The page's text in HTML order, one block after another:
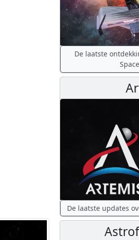
De laatste
De laatste updates